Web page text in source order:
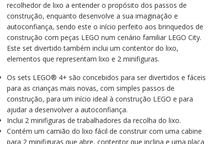
recolhedor de lixo a entender o propósito dos passos de
construção, enquanto desenvolve a sua imaginação e
autoconfiança, sendo este o início perfeito aos brinquedos de
construção com peças LEGO num cenário familiar LEGO City.
Este set divertido também inclui um contentor do lixo,
elementos que representam lixo e 2 minifiguras.
Os sets LEGO® 4+ são concebidos para ser divertidos e fáceis
para as crianças mais novas, com simples passos de
construção, para um início ideal à construção LEGO e para
ajudar a desenvolver a autoconfiança.
Inclui 2 minifiguras de trabalhadores da recolha do lixo.
Contém um camião do lixo fácil de construir com uma cabine
para 2 minifiguras que abre, contentor que inclina e uma placa